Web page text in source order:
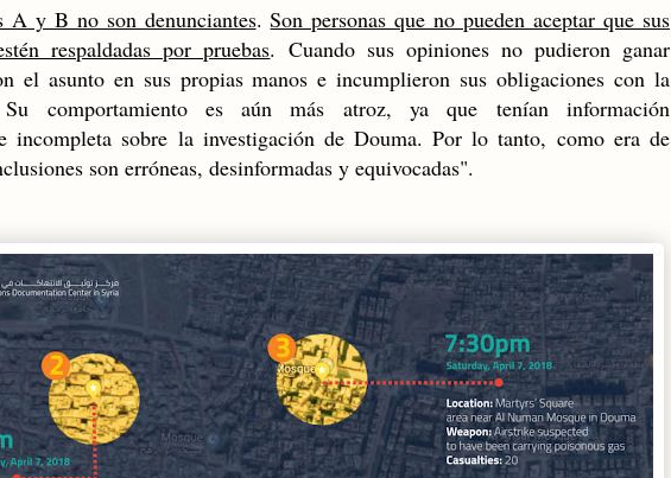
A y B no son denunciantes.Son personas que no pueden aceptar que sus
respaldadas por pruebas. Cuando sus opiniones no pudieron ganar
el asunto en sus propias manos e incumplieron sus obligaciones con la
Su comportamiento es aún más atroz, ya que tenían información
incompleta sobre la investigación de Douma. Por lo tanto, como era de
son erróneas, desinformadas y equivocadas".